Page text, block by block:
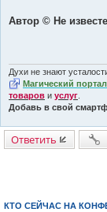
Автор © Не
Духи не знают
Магический
товаров и услуг
Добавь в свой
Ответить
КТО СЕЙЧАС НА